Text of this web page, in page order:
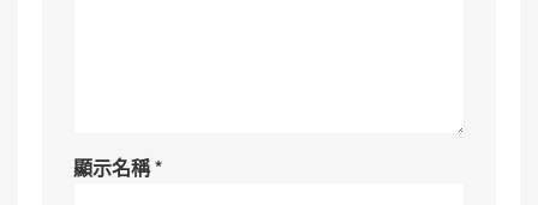
顯示名稱*